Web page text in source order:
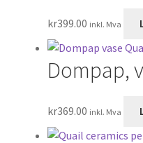
kr399.00 inkl. Mva
Dompap,
kr369.00 inkl. Mva